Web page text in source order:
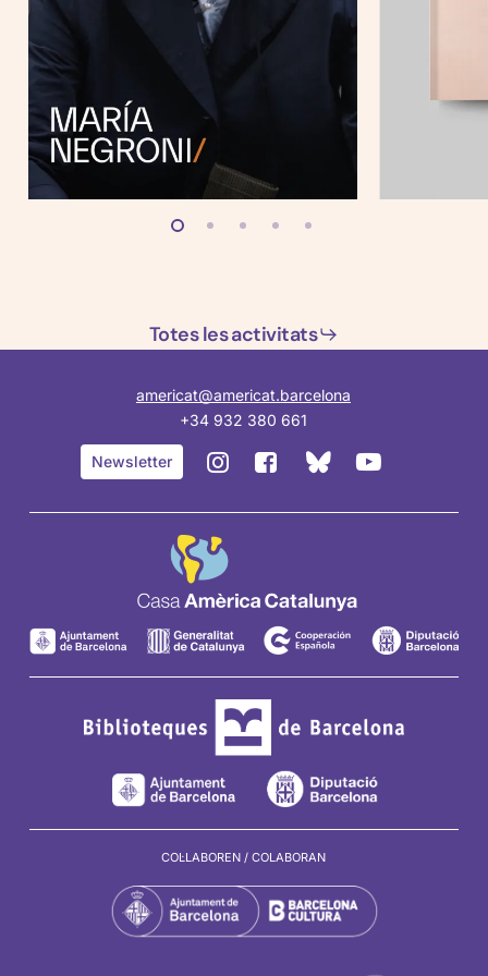
Totes les activitats
americat@americat.barcelona
+34 932 380 661
Newsletter
Instagram
de
Amèrica
Facebook
de
Amèrica
BlueSky
de
YouTube
de
Amèrica
COL·LABOREN / COLABORAN